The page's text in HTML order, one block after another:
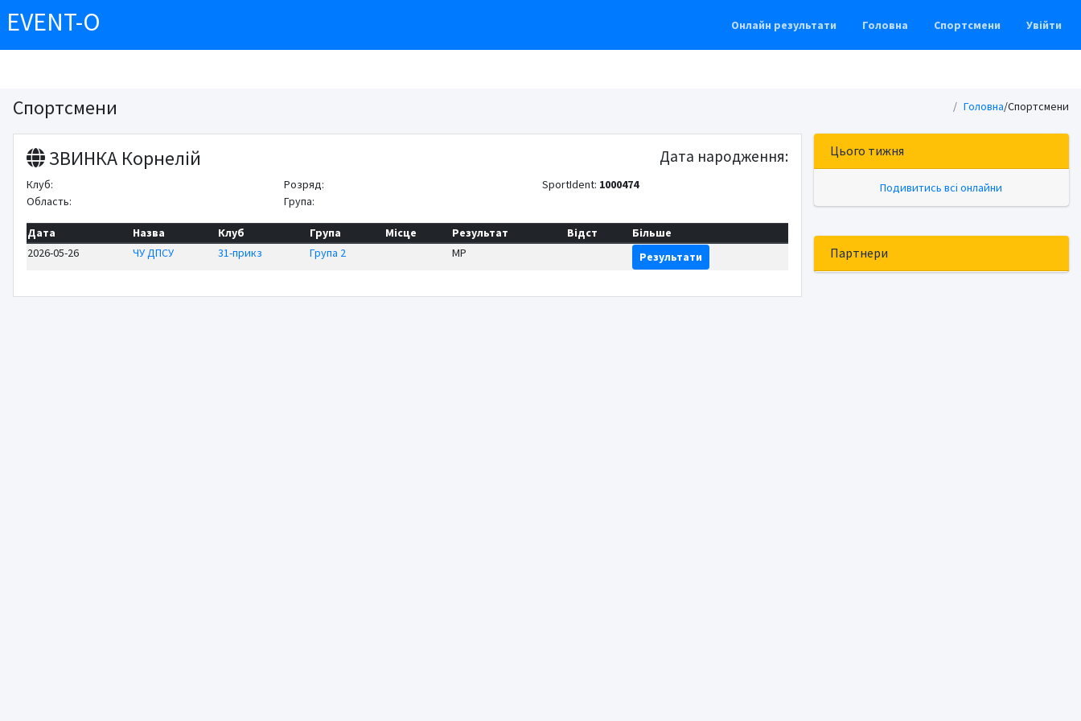
EVENT-O Онлайн результати Головна Спортсмени Увійти
Спортсмени Головна/Спортсмени
ЗВИНКА Корнелій Дата народження:
Клуб:
Область:
Розряд:
Група:
SportIdent: 1000474
Дата Назва Клуб Група Місце Результат Відст
Більше
2026-05-26
ЧУ ДПСУ 31-прикз Група 2 MP Результати
Цього тижня
Подивитись всі онлайни
Партнери